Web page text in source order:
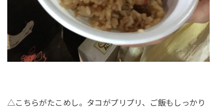
△こちらがたこめし。タコがプリプリ、ご飯もしっかり